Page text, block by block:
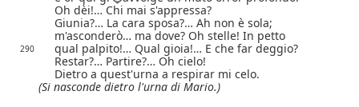
Oh dèi!… Chi mai s'appressa?
Giunia?… La cara sposa?… Ah non è sola;
m'asconderò… ma dove? Oh stelle! In petto
290 qual palpito!… Qual gioia!… E che far deggio?
Restar?… Partire?… Oh cielo!
Dietro a quest'urna a respirar mi celo.
(Si nasconde dietro l'urna di Mario.)